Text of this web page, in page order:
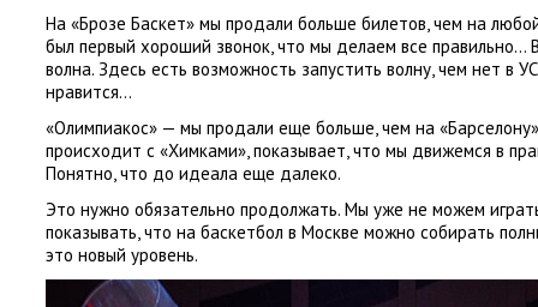
На «Брозе Баскет» мы продали больше билетов, чем на
был первый хороший звонок, что мы делаем все правильно…
волна. Здесь есть возможность запустить волну, чем нет в
нравится…
«Олимпиакос» — мы продали еще больше, чем на
происходит с «Химками», показывает, что мы движемся в
Понятно, что до идеала еще далеко.
Это нужно обязательно продолжать. Мы уже не можем
показывать, что на баскетбол в Москве можно собирать
это новый уровень.